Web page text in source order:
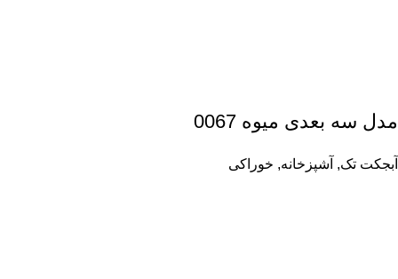
مدل سه بعدی میوه 0067
آبجکت تک, آشپزخانه, خوراکی